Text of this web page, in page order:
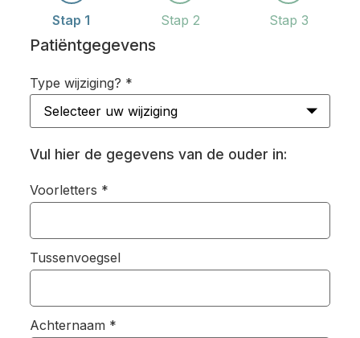
Stap 1
Stap 2
Stap 3
Patiëntgegevens
Type wijziging? *
Vul hier de gegevens van de ouder in:
Voorletters *
Tussenvoegsel
Achternaam *